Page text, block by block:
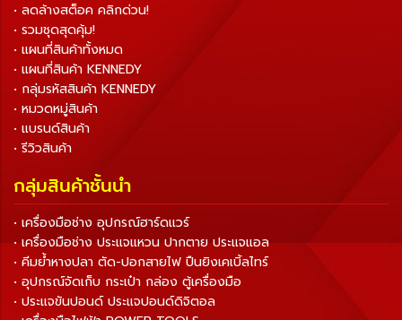
• ลดล้างสต็อค คลิกด่วน!
• รวมชุดสุดคุ้ม!
• แผนที่สินค้าทั้งหมด
• แผนที่สินค้า KENNEDY
• กลุ่มรหัสสินค้า KENNEDY
• หมวดหมู่สินค้า
• แบรนด์สินค้า
• รีวิวสินค้า
กลุ่มสินค้าชั้นนำ
• เครื่องมือช่าง อุปกรณ์ฮาร์ดแวร์
• เครื่องมือช่าง ประแจแหวน ปากตาย ประแจแอล
• คีมย้ำหางปลา ตัด-ปอกสายไฟ ปืนยิงเคเบิ้ลไทร์
• อุปกรณ์จัดเก็บ กระเป๋า กล่อง ตู้เครื่องมือ
• ประแจขันปอนด์ ประแจปอนด์ดิจิตอล